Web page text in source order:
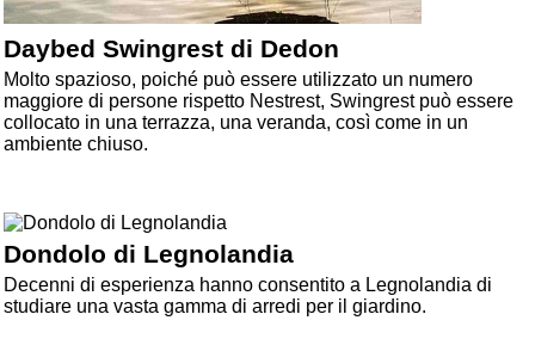
Daybed Swingrest di Dedon
Molto spazioso, poiché può essere utilizzato un numero
maggiore di persone rispetto Nestrest, Swingrest può essere
collocato in una terrazza, una veranda, così come in un
ambiente chiuso.
Dondolo di Legnolandia
Decenni di esperienza hanno consentito a Legnolandia di
studiare una vasta gamma di arredi per il giardino.